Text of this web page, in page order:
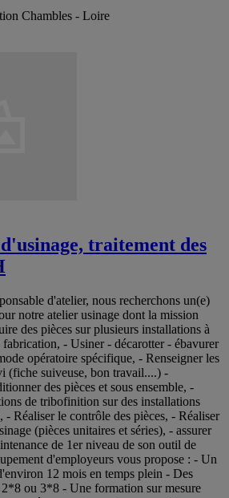
Chambles - Loire
traitement des
d'atelier, nous recherchons un(e)
notre atelier usinage dont la mission
des pièces sur plusieurs installations à
fabrication, - Usiner - décarotter - ébavurer
opératoire spécifique, - Renseigner les
(fiche suiveuse, bon travail....) -
des pièces et sous ensemble, -
de tribofinition sur des installations
- Réaliser le contrôle des pièces, - Réaliser
(pièces unitaires et séries), - assurer
de 1er niveau de son outil de
d'employeurs vous propose : - Un
12 mois en temps plein - Des
2*8 ou 3*8 - Une formation sur mesure